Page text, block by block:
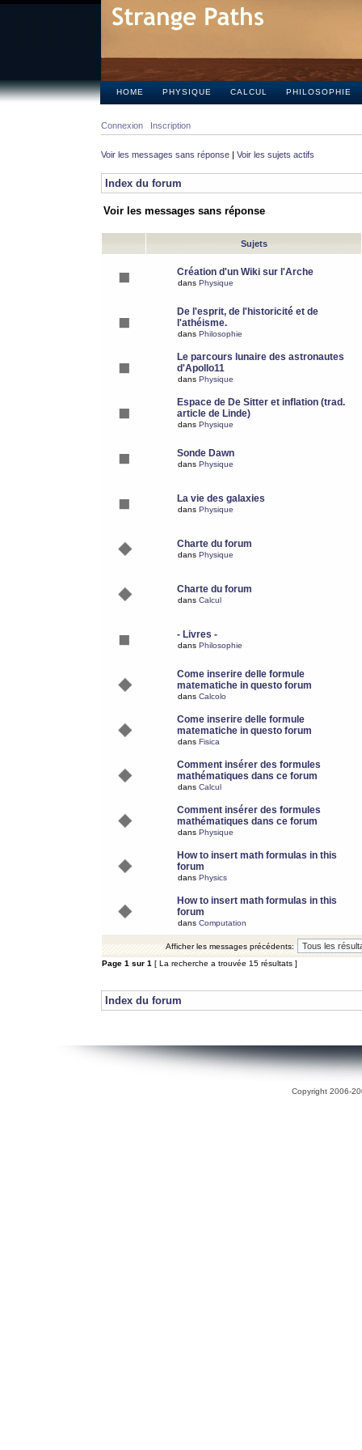
HOME PHYSIQUE CALCUL PHILOSOPHIE
Connexion Inscription
Voir les messages sans réponse | Voir les sujets actifs
Index du forum
Voir les messages sans réponse
Sujets
Création d'un Wiki sur l'Arche
dans Physique
De l'esprit, de l'historicité et de
l'athéisme.
dans Philosophie
Le parcours lunaire des astronautes
d'Apollo11
dans Physique
Espace de De Sitter et inflation (trad.
article de Linde)
dans Physique
Sonde Dawn
dans Physique
La vie des galaxies
dans Physique
Charte du forum
dans Physique
Charte du forum
dans Calcul
- Livres -
dans Philosophie
Come inserire delle formule
matematiche in questo forum
dans Calcolo
Come inserire delle formule
matematiche in questo forum
dans Fisica
Comment insérer des formules
mathématiques dans ce forum
dans Calcul
Comment insérer des formules
mathématiques dans ce forum
dans Physique
How to insert math formulas in this
forum
dans Physics
How to insert math formulas in this
forum
dans Computation
Afficher les messages précédents:
Page 1 sur 1 [ La recherche a trouvée 15 résultats ]
Index du forum
Copyright 2006-